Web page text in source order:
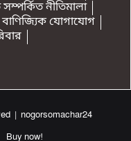
নীতিমালা
যোগাযোগ
| nogorsomachar24
Buy now!